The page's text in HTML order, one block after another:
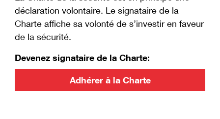
déclaration volontaire. Le signataire de la
Charte affiche sa volonté de s’investir en faveur
de la sécurité.
Devenez signataire de la Charte:
Adhérer à la Charte